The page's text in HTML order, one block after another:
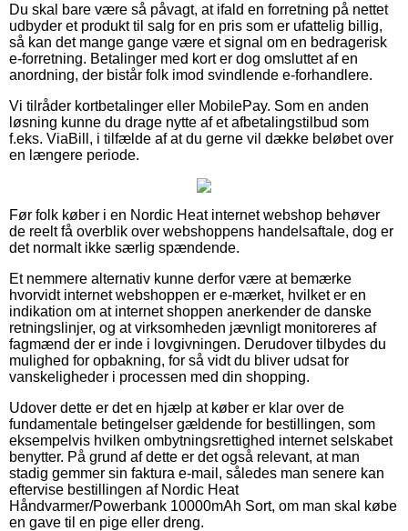
Du skal bare være så påvagt, at ifald en forretning på nettet
udbyder et produkt til salg for en pris som er ufattelig billig,
så kan det mange gange være et signal om en bedragerisk
e-forretning. Betalinger med kort er dog omsluttet af en
anordning, der bistår folk imod svindlende e-forhandlere.
Vi tilråder kortbetalinger eller MobilePay. Som en anden
løsning kunne du drage nytte af et afbetalingstilbud som
f.eks. ViaBill, i tilfælde af at du gerne vil dække beløbet over
en længere periode.
Før folk køber i en Nordic Heat internet webshop behøver
de reelt få overblik over webshoppens handelsaftale, dog er
det normalt ikke særlig spændende.
Et nemmere alternativ kunne derfor være at bemærke
hvorvidt internet webshoppen er e-mærket, hvilket er en
indikation om at internet shoppen anerkender de danske
retningslinjer, og at virksomheden jævnligt monitoreres af
fagmænd der er inde i lovgivningen. Derudover tilbydes du
mulighed for opbakning, for så vidt du bliver udsat for
vanskeligheder i processen med din shopping.
Udover dette er det en hjælp at køber er klar over de
fundamentale betingelser gældende for bestillingen, som
eksempelvis hvilken ombytningsrettighed internet selskabet
benytter. På grund af dette er det også relevant, at man
stadig gemmer sin faktura e-mail, således man senere kan
eftervise bestillingen af Nordic Heat
Håndvarmer/Powerbank 10000mAh Sort, om man skal købe
en gave til en pige eller dreng.